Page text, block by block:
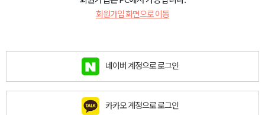
회원가입 화면으로 이동
네이버 계정으로 로그인
카카오 계정으로 로그인